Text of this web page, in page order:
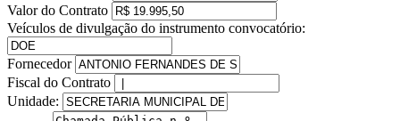
Valor do Contrato
Veículos de divulgação do instrumento convocatório:
Fornecedor
Fiscal do Contrato
Unidade: